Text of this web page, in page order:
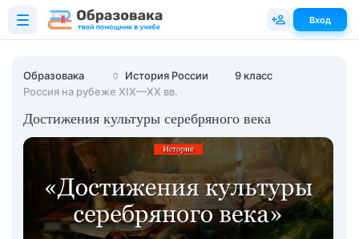
Образовака 🏺 История России
9 класс
Россия на рубеже XIX—XX вв.
Достижения культуры серебряного века
Вход